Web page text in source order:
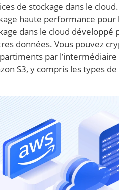
de stockage dans le
haute performance pour
dans le cloud développé
données. Vous pouvez
par
S3, y compris les types